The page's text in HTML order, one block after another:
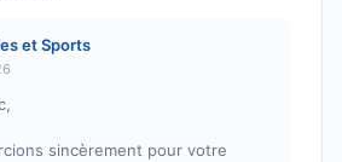
et Sports
sincèrement pour votre